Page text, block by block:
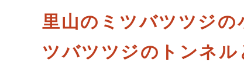
里山のミツバ
ツバツツジのトンネル